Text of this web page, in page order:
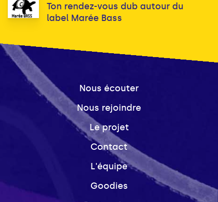
Ton rendez-vous dub autour du
label Marée Bass
Nous écouter
Nous rejoindre
Le projet
Contact
L'équipe
Goodies